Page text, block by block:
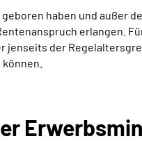
geboren haben und
erlangen.
der